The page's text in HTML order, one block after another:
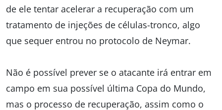
de ele tentar acelerar a recuperação com um
tratamento de injeções de células-tronco, algo
que sequer entrou no protocolo de Neymar.
Não é possível prever se o atacante irá entrar em
campo em sua possível última Copa do Mundo,
mas o processo de recuperação, assim como o